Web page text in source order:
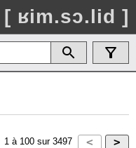
[ ʁim.sɔ.lid ]
1 à 100 sur 3497